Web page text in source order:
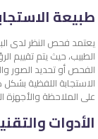
طبيعة
يعتمد فحص النظر لدى
الطبيب، حيث يتم تقييم
الفحص أو تحديد الصور
الاستجابة اللفظية
على الملاحظة والأجهزة
الأدوات